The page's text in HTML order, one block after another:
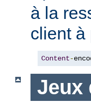
à la
client à
Content-
Jeux